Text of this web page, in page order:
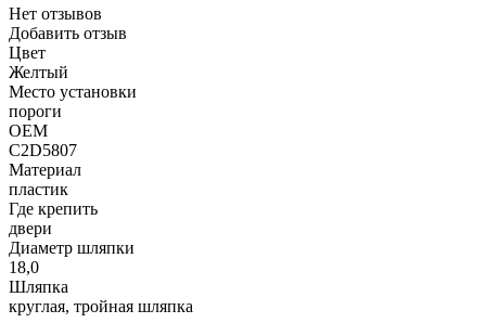
Нет отзывов
Добавить отзыв
Цвет
Желтый
Место установки
пороги
OEM
C2D5807
Материал
пластик
Где крепить
двери
Диаметр шляпки
18,0
Шляпка
круглая, тройная шляпка